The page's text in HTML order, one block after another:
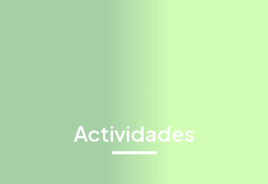
Actividades